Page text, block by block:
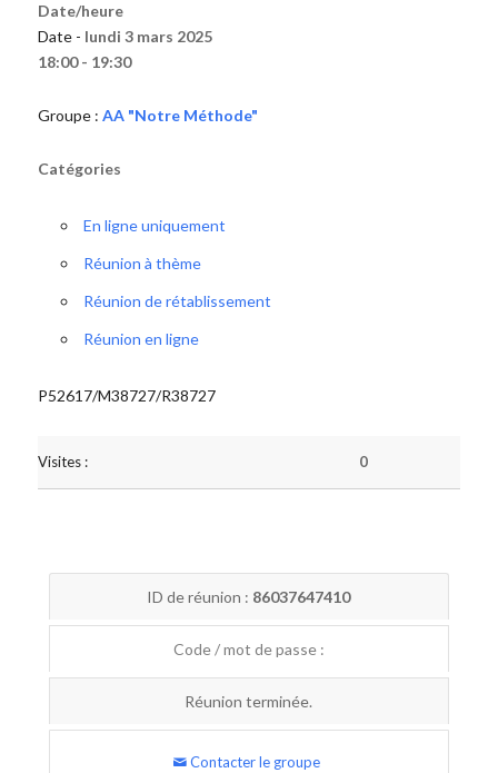
Date/heure
Date - lundi 3 mars 2025
18:00 - 19:30
Groupe : AA "Notre Méthode"
Catégories
En ligne uniquement
Réunion à thème
Réunion de rétablissement
Réunion en ligne
P52617/M38727/R38727
Visites : 0
ID de réunion : 86037647410
Code / mot de passe :
Réunion terminée.
Contacter le groupe